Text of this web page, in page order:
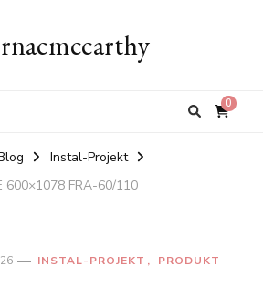
0
Instal-Projekt
600×1078 FRA-60/110
INSTAL-PROJEKT PRODUKT